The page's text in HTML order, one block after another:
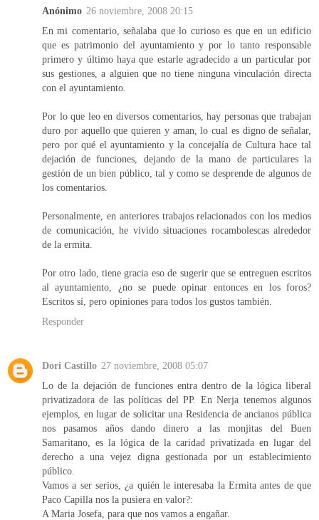
Anónimo 26 noviembre, 2008 20:15
En mi comentario, señalaba que lo curioso es que en un edificio
que es patrimonio del ayuntamiento y por lo tanto responsable
primero y último haya que estarle agradecido a un particular por
sus gestiones, a alguien que no tiene ninguna vinculación directa
con el ayuntamiento.
Por lo que leo en diversos comentarios, hay personas que trabajan
duro por aquello que quieren y aman, lo cual es digno de señalar,
pero por qué el ayuntamiento y la concejalía de Cultura hace tal
dejación de funciones, dejando de la mano de particulares la
gestión de un bien público, tal y como se desprende de algunos de
los comentarios.
Personalmente, en anteriores trabajos relacionados con los medios
de comunicación, he vivido situaciones rocambolescas alrededor
de la ermita.
Por otro lado, tiene gracia eso de sugerir que se entreguen escritos
al ayuntamiento, ¿no se puede opinar entonces en los foros?
Escritos sí, pero opiniones para todos los gustos también.
Responder
Dori Castillo 27 noviembre, 2008 05:07
Lo de la dejación de funciones entra dentro de la lógica liberal
privatizadora de las políticas del PP. En Nerja tenemos algunos
ejemplos, en lugar de solicitar una Residencia de ancianos pública
nos pasamos años dando dinero a las monjitas del Buen
Samaritano, es la lógica de la caridad privatizada en lugar del
derecho a una vejez digna gestionada por un establecimiento
público.
Vamos a ser serios, ¿a quién le interesaba la Ermita antes de que
Paco Capilla nos la pusiera en valor?:
A Maria Josefa, para que nos vamos a engañar.